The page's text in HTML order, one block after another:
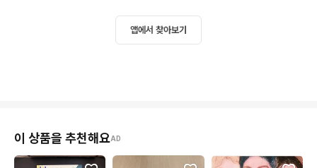
앱에서 찾아보기
이 상품을 추천해요AD